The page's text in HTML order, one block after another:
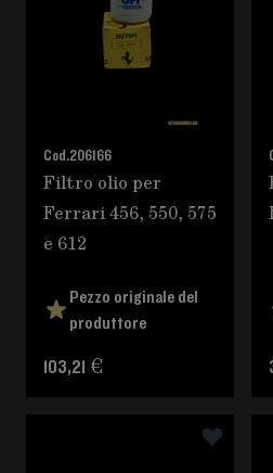
Cod.206166
Filtro olio per
Ferrari 456, 550, 575
e 612
Pezzo originale del
produttore
103,21 €